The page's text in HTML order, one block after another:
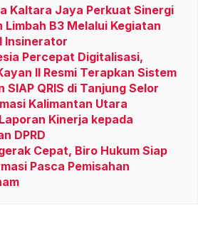
Kaltara Jaya Perkuat Sinergi
Limbah B3 Melalui Kegiatan
Insinerator
Percepat Digitalisasi,
II Resmi Terapkan Sistem
SIAP QRIS di Tanjung Selor
Kalimantan Utara
Kinerja kepada
DPRD
Cepat, Biro Hukum Siap
Pasca Pemisahan